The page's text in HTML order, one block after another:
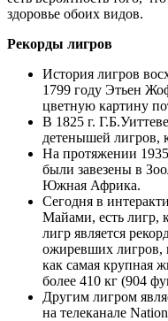
здоровье обоих видов.
Рекорды лигров
История лигров
1799 году Этьен
цветную картину
В 1825 г.
детенышей лигров,
На протяжении
были завезены в
Южная Африка.
Сегодня в
Майами, есть лигр,
лигр является
ожиревших лигров,
как самая крупная
более 410 кг (904
Другим лигром
на телеканале